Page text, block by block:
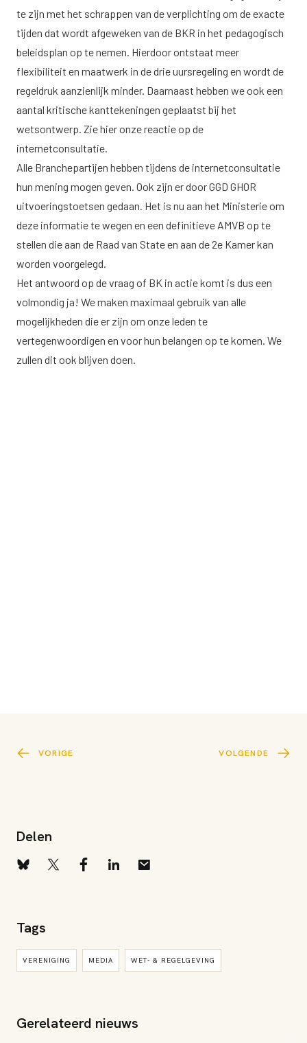
te zijn met het schrappen van de verplichting om de exacte
tijden dat wordt afgeweken van de BKR in het pedagogisch
beleidsplan op te nemen. Hierdoor ontstaat meer
flexibiliteit en maatwerk in de drie uursregeling en wordt de
regeldruk aanzienlijk minder. Daarnaast hebben we ook een
aantal kritische kanttekeningen geplaatst bij het
wetsontwerp. Zie hieronze reactie op de
internetconsultatie.
Alle Branchepartijen hebben tijdens de internetconsultatie
hun mening mogen geven. Ook zijn er door GGD GHOR
uitvoeringstoetsen gedaan. Het is nu aan het Ministerie om
deze informatie te wegen en een definitieve AMVB op te
stellen die aan de Raad van State en aan de 2e Kamer kan
worden voorgelegd.
Het antwoord op de vraag of BK in actie komt is dus een
volmondig ja! We maken maximaal gebruik van alle
mogelijkheden die er zijn om onze leden te
vertegenwoordigen en voor hun belangen op te komen. We
zullen dit ook blijven doen.
VORIGE VOLGENDE
Delen
Tags
VERENIGING MEDIA WET- & REGELGEVING
Gerelateerd nieuws